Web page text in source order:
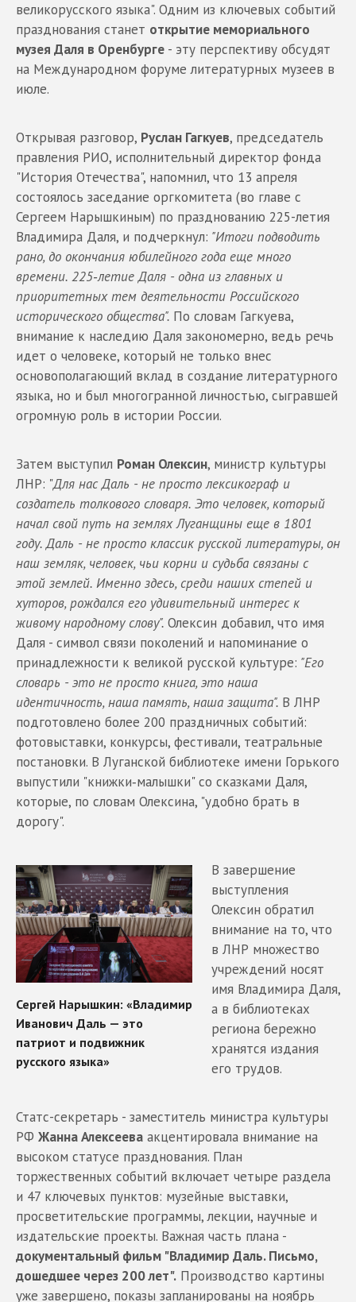
великорусского языка". Одним из ключевых событий
празднования станет открытие мемориального
музея Даля в Оренбурге - эту перспективу обсудят
на Международном форуме литературных музеев в
июле.
Открывая разговор, Руслан Гагкуев, председатель
правления РИО, исполнительный директор фонда
"История Отечества", напомнил, что 13 апреля
состоялось заседание оргкомитета (во главе с
Сергеем Нарышкиным) по празднованию 225-летия
Владимира Даля, и подчеркнул: "Итоги подводить
рано, до окончания юбилейного года еще много
времени. 225‑летие Даля - одна из главных и
приоритетных тем деятельности Российского
исторического общества". По словам Гагкуева,
внимание к наследию Даля закономерно, ведь речь
идет о человеке, который не только внес
основополагающий вклад в создание литературного
языка, но и был многогранной личностью, сыгравшей
огромную роль в истории России.
Затем выступил Роман Олексин, министр культуры
ЛНР: "Для нас Даль - не просто лексикограф и
создатель толкового словаря. Это человек, который
начал свой путь на землях Луганщины еще в 1801
году. Даль - не просто классик русской литературы, он
наш земляк, человек, чьи корни и судьба связаны с
этой землей. Именно здесь, среди наших степей и
хуторов, рождался его удивительный интерес к
живому народному слову". Олексин добавил, что имя
Даля - символ связи поколений и напоминание о
принадлежности к великой русской культуре: "Его
словарь - это не просто книга, это наша
идентичность, наша память, наша защита". В ЛНР
подготовлено более 200 праздничных событий:
фотовыставки, конкурсы, фестивали, театральные
постановки. В Луганской библиотеке имени Горького
выпустили "книжки‑малышки" со сказками Даля,
которые, по словам Олексина, "удобно брать в
дорогу".
В завершение
выступления
Олексин обратил
внимание на то, что
в ЛНР множество
учреждений носят
имя Владимира Даля,
а в библиотеках
региона бережно
хранятся издания
его трудов.
Статс-секретарь - заместитель министра культуры
РФ Жанна Алексеева акцентировала внимание на
высоком статусе празднования. План
торжественных событий включает четыре раздела
и 47 ключевых пунктов: музейные выставки,
просветительские программы, лекции, научные и
издательские проекты. Важная часть плана -
документальный фильм "Владимир Даль. Письмо,
дошедшее через 200 лет". Производство картины
уже завершено, показы запланированы на ноябрь